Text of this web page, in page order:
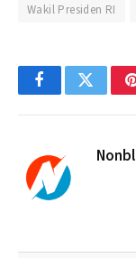
Wakil Presiden RI
FacebookTwitter